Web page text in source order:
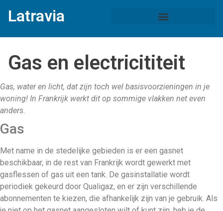
Latravia
Gas en electricititeit
Gas, water en licht, dat zijn toch wel basisvoorzieningen in je
woning! In Frankrijk werkt dit op sommige vlakken net even
anders.
Gas
Met name in de stedelijke gebieden is er een gasnet
beschikbaar, in de rest van Frankrijk wordt gewerkt met
gasflessen of gas uit een tank. De gasinstallatie wordt
periodiek gekeurd door Qualigaz, en er zijn verschillende
abonnementen te kiezen, die afhankelijk zijn van je gebruik. Als